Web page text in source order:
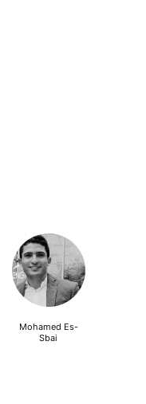
Mohamed Es-
Sbai